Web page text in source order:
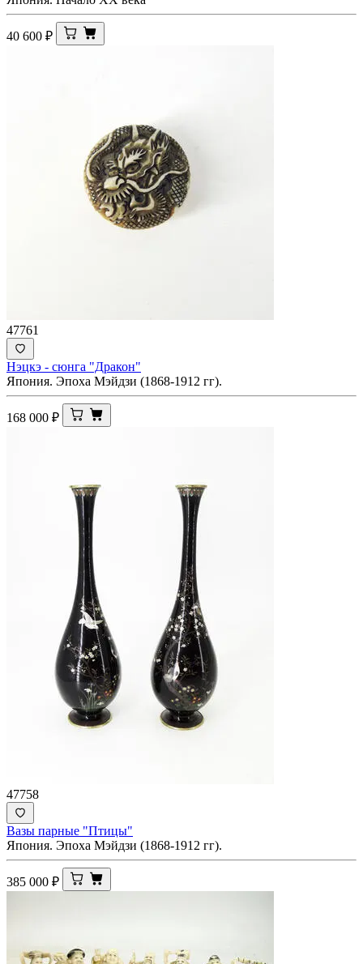
40 600 ₽
47761
Нэцкэ - сюнга "Дракон"
Япония. Эпоха Мэйдзи (1868-1912 гг).
168 000 ₽
47758
Вазы парные "Птицы"
Япония. Эпоха Мэйдзи (1868-1912 гг).
385 000 ₽